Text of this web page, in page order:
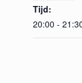
Tijd:
20:00 -